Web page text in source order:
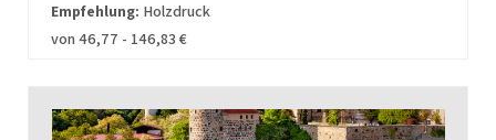
Empfehlung: Holzdruck
von 46,77 - 146,83 €